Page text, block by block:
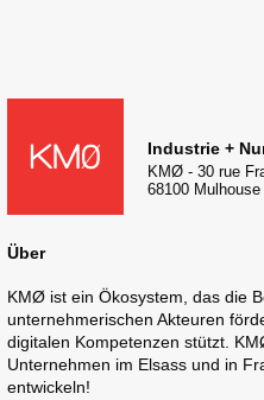
Industrie +
KMØ - 30 rue
68100 Mulhouse
Über
KMØ ist ein Ökosystem, das die
unternehmerischen Akteuren
digitalen Kompetenzen stützt.
Unternehmen im Elsass und in
entwickeln!